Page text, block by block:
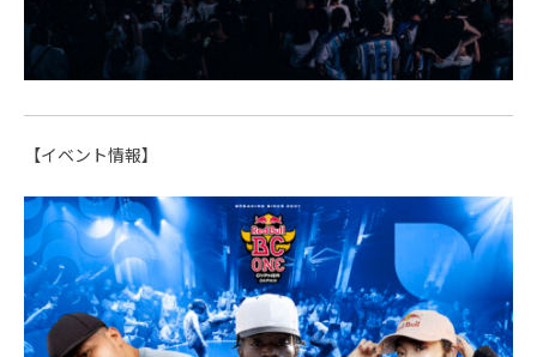
【イベント情報】